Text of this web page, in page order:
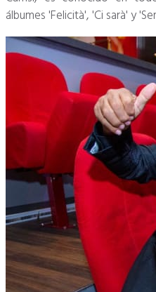
álbumes 'Felicità', 'Ci sarà' y